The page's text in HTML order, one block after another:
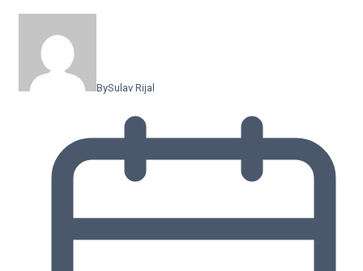
BySulav Rijal